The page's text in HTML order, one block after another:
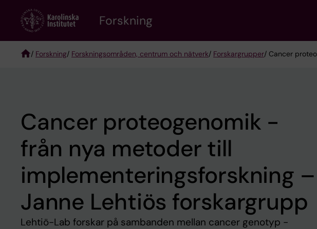
content
Forskning
/ Forskning/ Forskningsområden, centrum och nätverk/ Forskargrupper/ Cancer
Cancer proteogenomik -
från nya metoder till
implementeringsforskning –
Janne Lehtiös forskargrupp
Lehtiö-Lab forskar på sambanden mellan cancer genotyp -